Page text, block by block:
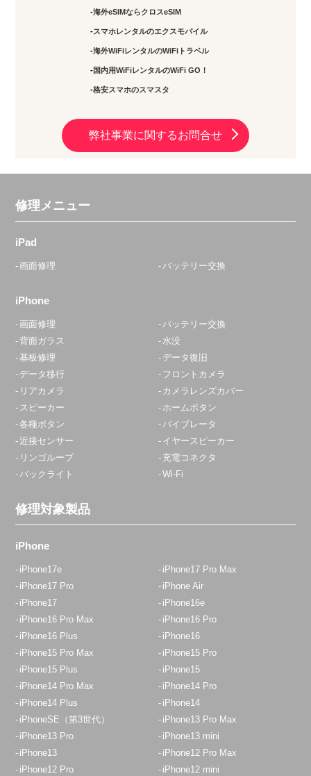
海外eSIMならクロスeSIM
スマホレンタルのエクスモバイル
海外WiFiレンタルのWiFiトラベル
国内用WiFiレンタルのWiFi GO！
格安スマホのスマスタ
弊社事業に関するお問合せ
修理メニュー
iPad
画面修理 バッテリー交換
iPhone
画面修理
バッテリー交換
背面ガラス
水没
基板修理
データ復旧
データ移行
フロントカメラ
リアカメラ
カメラレンズカバー
スピーカー
ホームボタン
各種ボタン
バイブレータ
近接センサー
イヤースピーカー
リンゴループ
充電コネクタ
バックライト
Wi-Fi
修理対象製品
iPhone
iPhone17e
iPhone17 Pro Max
iPhone17 Pro
iPhone Air
iPhone17
iPhone16e
iPhone16 Pro Max
iPhone16 Pro
iPhone16 Plus
iPhone16
iPhone15 Pro Max
iPhone15 Pro
iPhone15 Plus
iPhone15
iPhone14 Pro Max
iPhone14 Pro
iPhone14 Plus
iPhone14
iPhoneSE（第3世代）
iPhone13 Pro Max
iPhone13 Pro
iPhone13 mini
iPhone13
iPhone12 Pro Max
iPhone12 Pro
iPhone12 mini